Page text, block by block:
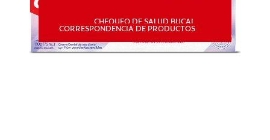
MISIÓN
CHEQUEO DE SALUD BUCAL
CORRESPONDENCIA DE PRODUCTOS